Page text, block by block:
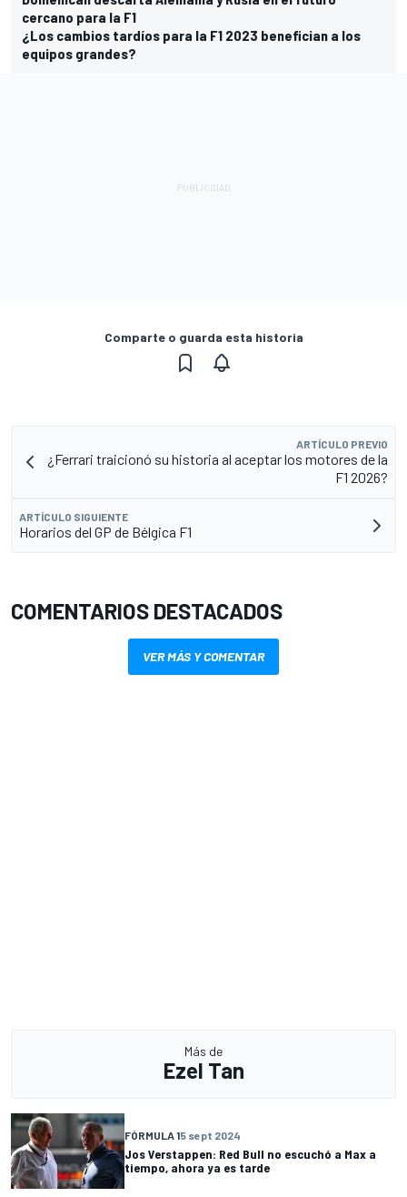
cercano para la F1
¿Los cambios tardíos para la F1 2023 benefician a los
equipos grandes?
Comparte o guarda esta historia
ARTÍCULO PREVIO
¿Ferrari traicionó su historia al aceptar los motores de la
F1 2026?
ARTÍCULO SIGUIENTE
Horarios del GP de Bélgica F1
COMENTARIOS DESTACADOS
VER MÁS Y COMENTAR
Más de
Ezel Tan
FÓRMULA 15 sept 2024
Jos Verstappen: Red Bull no escuchó a Max a
tiempo, ahora ya es tarde